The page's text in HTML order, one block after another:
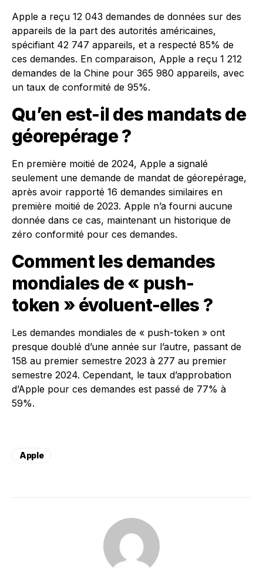
Apple a reçu 12 043 demandes de données sur des
appareils de la part des autorités américaines,
spécifiant 42 747 appareils, et a respecté 85% de
ces demandes. En comparaison, Apple a reçu 1 212
demandes de la Chine pour 365 980 appareils, avec
un taux de conformité de 95%.
Qu’en est-il des mandats de
géorepérage ?
En première moitié de 2024, Apple a signalé
seulement une demande de mandat de géorepérage,
après avoir rapporté 16 demandes similaires en
première moitié de 2023. Apple n’a fourni aucune
donnée dans ce cas, maintenant un historique de
zéro conformité pour ces demandes.
Comment les demandes
mondiales de « push-
token » évoluent-elles ?
Les demandes mondiales de « push-token » ont
presque doublé d’une année sur l’autre, passant de
158 au premier semestre 2023 à 277 au premier
semestre 2024. Cependant, le taux d’approbation
d’Apple pour ces demandes est passé de 77% à
59%.
Apple